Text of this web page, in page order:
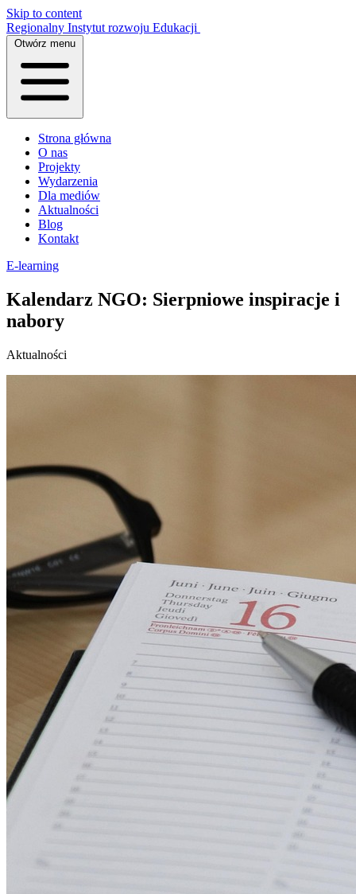
Skip to content
Regionalny Instytut rozwoju Edukacji
Otwórz menu
Strona główna
O nas
Projekty
Wydarzenia
Dla mediów
Aktualności
Blog
Kontakt
E-learning
Kalendarz NGO: Sierpniowe inspiracje i
nabory
Aktualności